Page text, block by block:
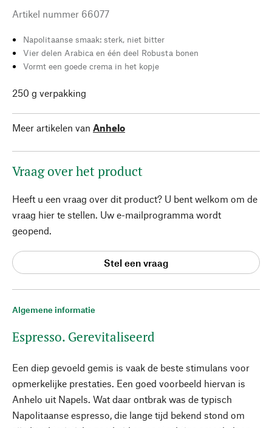
Algemene informatie
Espresso. Gerevitaliseerd
Een diep gevoeld gemis is vaak de beste stimulans voor
opmerkelijke prestaties. Een goed voorbeeld hiervan is
Anhelo uit Napels. Wat daar ontbrak was de typisch
Napolitaanse espresso, die lange tijd bekend stond om
Artikel nummer 66077
Napolitaanse smaak: sterk, niet bitter
Vier delen Arabica en één deel Robusta bonen
Vormt een goede crema in het kopje
250 g verpakking
Meer artikelen van Anhelo
Vraag over het product
Heeft u een vraag over dit product? U bent welkom om de
vraag hier te stellen. Uw e-mailprogramma wordt
geopend.
Stel een vraag